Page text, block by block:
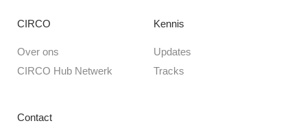
CIRCO
Over ons
CIRCO Hub Netwerk
Kennis
Updates
Tracks
Contact